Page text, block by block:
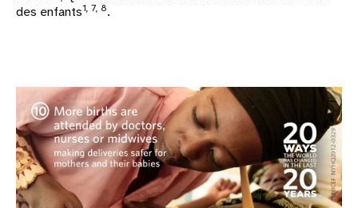
des enfants1, 7, 8.